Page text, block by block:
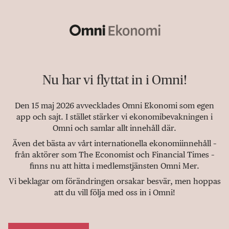
Nu har vi flyttat in i Omni!
Den 15 maj 2026 avvecklades Omni Ekonomi som egen
app och sajt. I stället stärker vi ekonomibevakningen i
Omni och samlar allt innehåll där.
Även det bästa av vårt internationella ekonomiinnehåll –
från aktörer som The Economist och Financial Times –
finns nu att hitta i medlemstjänsten Omni Mer.
Vi beklagar om förändringen orsakar besvär, men hoppas
att du vill följa med oss in i Omni!